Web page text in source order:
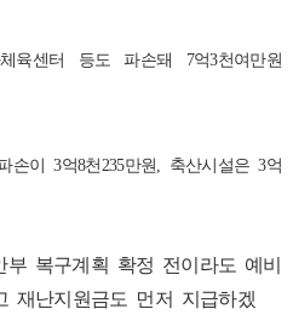
육센터 등도 파손돼 7억3천여만원
손이 3억8천 235만원 축산시설은 3억
부 복구계획 확정 전이라도 예비
재난지원금도 먼저 지급하겠